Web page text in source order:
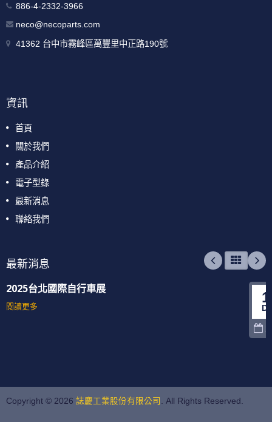
886-4-2332-3966
neco@necoparts.com
41362 台中市霧峰區萬豐里中正路190號
資訊
首頁
關於我們
產品介紹
電子型錄
最新消息
聯絡我們
最新消息
2025台北國際自行車展
閱讀更多
Copyright © 2026 誌慶工業股份有限公司 . All Rights Reserved.